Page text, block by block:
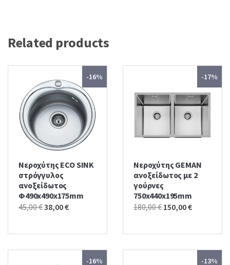
Related products
-16%
Νεροχύτης ECO SINK
στρόγγυλος
ανοξείδωτος
Φ490x490x175mm
45,00€Original
was:
38,00€Current
is:
-17%
Νεροχύτης GEMAN
ανοξείδωτος με 2
γούρνες
750x440x195mm
180,00€ Original
was:
150,00€Current
is:
-16% -13%